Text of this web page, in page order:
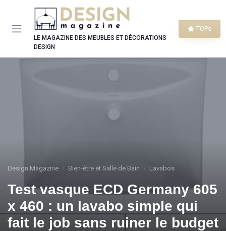
LE MAGAZINE DES MEUBLES ET DÉCORATIONS
DESIGN
TOPs
Design Magazine Bien-être et Salle de Bain Lavabos
Test vasque ECD Germany 605
x 460 : un lavabo simple qui
fait le job sans ruiner le budget
Panneau de gestion des cookies